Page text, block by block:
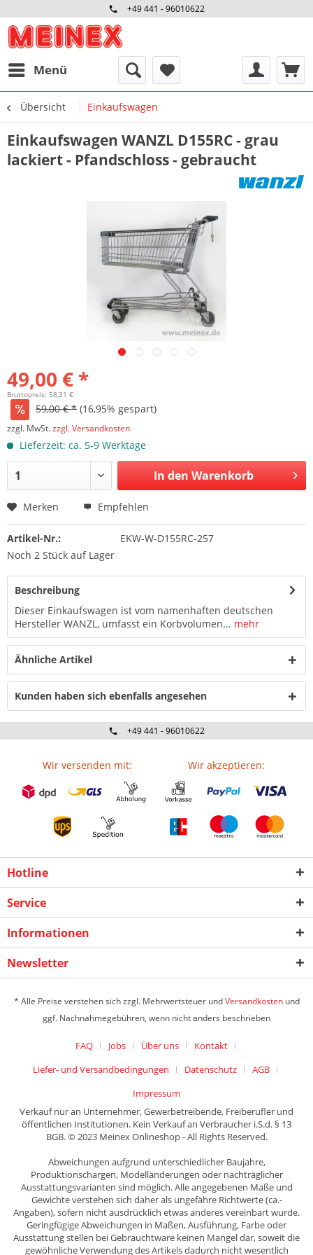
+49 441 - 96010622
Menü
Übersicht Einkaufswagen
Einkaufswagen WANZL D155RC - grau
lackiert - Pfandschloss - gebraucht
49,00 € *
Bruttopreis: 58,31 €
59,00 € * (16,95% gespart)
zzgl. MwSt.zzgl. Versandkosten
Lieferzeit: ca. 5-9 Werktage
In den Warenkorb
Merken Empfehlen
Artikel-Nr.:
EKW-W-D155RC-257
Noch 2 Stück auf Lager
Beschreibung
Dieser Einkaufswagen ist vom namenhaften deutschen
Hersteller WANZL, umfasst ein Korbvolumen... mehr
Ähnliche Artikel
Kunden haben sich ebenfalls angesehen
+49 441 - 96010622
Wir versenden mit: Wir akzeptieren:
Hotline
Service
Informationen
Newsletter
* Alle Preise verstehen sich zzgl. Mehrwertsteuer undVersandkostenund
ggf. Nachnahmegebühren, wenn nicht anders beschrieben
FAQ Jobs Über uns
Kontakt
Liefer- und Versandbedingungen
Datenschutz
AGB
Impressum
Verkauf nur an Unternehmer, Gewerbetreibende, Freiberufler und
öffentlichen Institutionen. Kein Verkauf an Verbraucher i.S.d. § 13
BGB. © 2023 Meinex Onlineshop - All Rights Reserved.
Abweichungen aufgrund unterschiedlicher Baujahre,
Produktionschargen, Modelländerungen oder nachträglicher
Ausstattungsvarianten sind möglich. Alle angegebenen Maße und
Gewichte verstehen sich daher als ungefähre Richtwerte (ca.-
Angaben), sofern nicht ausdrücklich etwas anderes vereinbart wurde.
Geringfügige Abweichungen in Maßen, Ausführung, Farbe oder
Ausstattung stellen bei Gebrauchtware keinen Mangel dar, soweit die
gewöhnliche Verwendung des Artikels dadurch nicht wesentlich